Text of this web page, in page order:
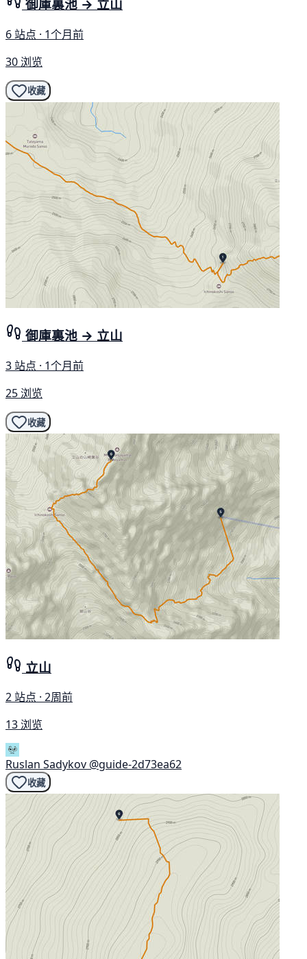
御庫裏池 → 立山
6 站点 · 1个月前
30 浏览
收藏
御庫裏池 → 立山
3 站点 · 1个月前
25 浏览
收藏
立山
2 站点 · 2周前
13 浏览
Ruslan Sadykov @guide-2d73ea62
收藏